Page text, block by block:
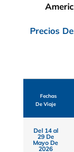
Precios
Fechas
De Viaje
Del 14 al
29 De
Mayo De
2026